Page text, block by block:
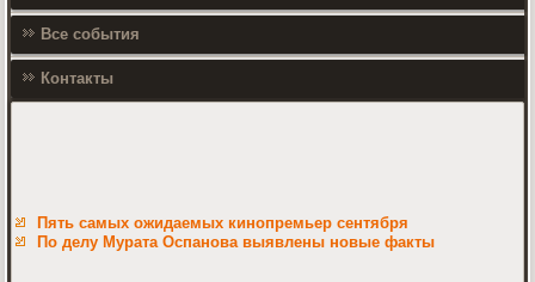
Все события
Контакты
Пять самых ожидаемых кинопремьер сентября
По делу Мурата Оспанова выявлены новые факты